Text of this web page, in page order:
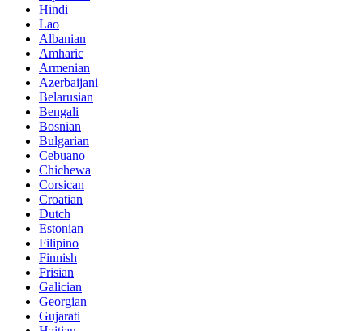
Hindi
Lao
Albanian
Amharic
Armenian
Azerbaijani
Belarusian
Bengali
Bosnian
Bulgarian
Cebuano
Chichewa
Corsican
Croatian
Dutch
Estonian
Filipino
Finnish
Frisian
Galician
Georgian
Gujarati